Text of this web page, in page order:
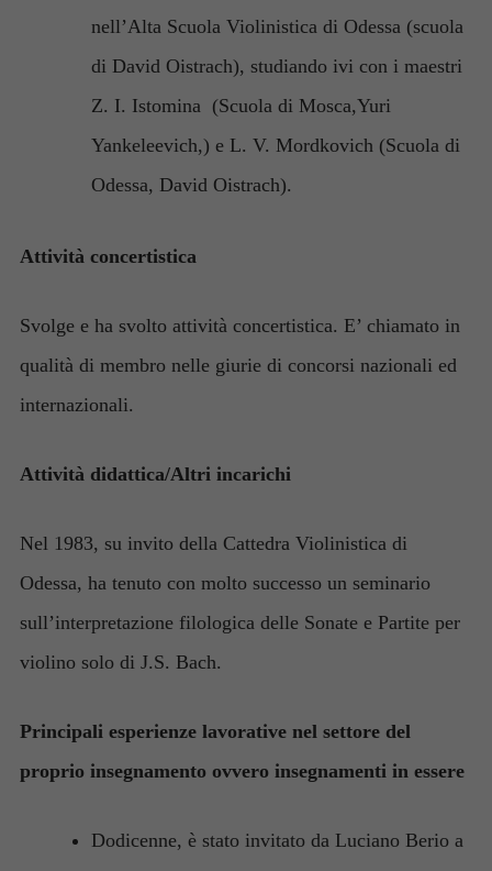
nell’Alta Scuola Violinistica di Odessa (scuola
di David Oistrach), studiando ivi con i maestri
Z. I. Istomina (Scuola di Mosca,Yuri
Yankeleevich,) e L. V. Mordkovich (Scuola di
Odessa, David Oistrach).
Attività concertistica
Svolge e ha svolto attività concertistica. E’ chiamato in
qualità di membro nelle giurie di concorsi nazionali ed
internazionali.
Attività didattica/Altri incarichi
Nel 1983, su invito della Cattedra Violinistica di
Odessa, ha tenuto con molto successo un seminario
sull’interpretazione filologica delle Sonate e Partite per
violino solo di J.S. Bach.
Principali esperienze lavorative nel settore del
proprio insegnamento ovvero insegnamenti in essere
Dodicenne, è stato invitato da Luciano Berio a